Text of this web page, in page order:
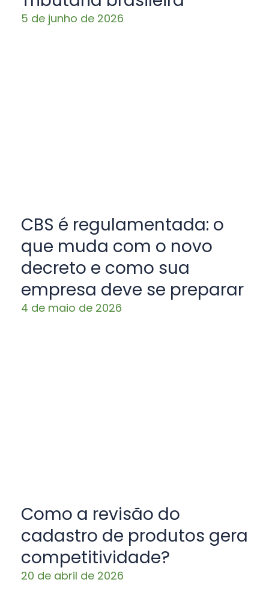
5 de junho de 2026
CBS é regulamentada: o
que muda com o novo
decreto e como sua
empresa deve se preparar
4 de maio de 2026
Como a revisão do
cadastro de produtos gera
competitividade?
20 de abril de 2026